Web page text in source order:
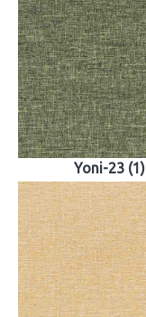
Yoni-23 (1)